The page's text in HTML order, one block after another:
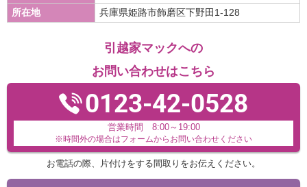
所在地
兵庫県姫路市飾磨区下野田1-128
引越家マックへの
お問い合わせはこちら
0123-42-0528
営業時間 8:00～19:00
※時間外の場合はフォームからお問い合わせください
お電話の際、片付けをする間取りをお伝えください。